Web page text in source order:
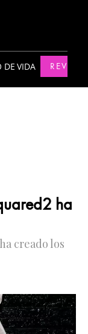
DE VIDA
ha
creado los